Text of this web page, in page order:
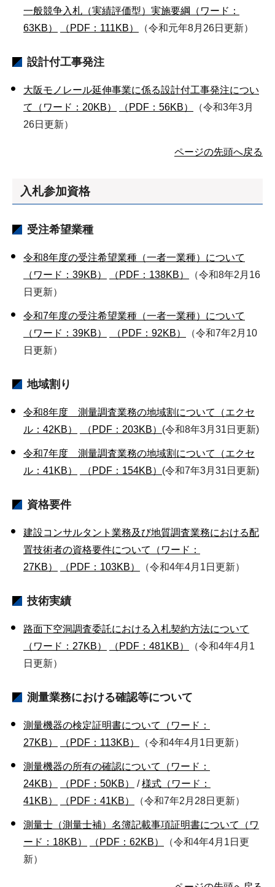
一般競争入札（実績評価型）実施要綱（ワード：
63KB）
（PDF：111KB） （令和元年8月26日更新）
設計付工事発注
大阪モノレール延伸事業に係る設計付工事発注につい
て（ワード：20KB）
（PDF：56KB）
（令和3年3月
26日更新）
ページの先頭へ戻る
入札参加資格
受注希望業種
令和8年度の受注希望業種（一者一業種）について
（ワード：39KB）
（PDF：138KB）
（令和8年2月16
日更新）
令和7年度の受注希望業種（一者一業種）について
（ワード：39KB）
（PDF：92KB）
（令和7年2月10
日更新）
地域割り
令和8年度 測量調査業務の地域割について（エクセ
ル：42KB）
（PDF：203KB） (令和8年3月31日更新)
令和7年度 測量調査業務の地域割について（エクセ
ル：41KB）
（PDF：154KB） (令和7年3月31日更新)
資格要件
建設コンサルタント業務及び地質調査業務における配
置技術者の資格要件について（ワード：
27KB）
（PDF：103KB） （令和4年4月1日更新）
技術実績
路面下空洞調査委託における入札契約方法について
（ワード：27KB）
（PDF：481KB）
（令和4年4月1
日更新）
測量業務における確認等について
測量機器の検定証明書について（ワード：
27KB）
（PDF：113KB） （令和4年4月1日更新）
測量機器の所有の確認について（ワード：
24KB）
（PDF：50KB） /様式（ワード：
41KB）
（PDF：41KB） （令和7年2月28日更新）
測量士（測量士補）名簿記載事項証明書について（ワ
ード：18KB）
（PDF：62KB）
（令和4年4月1日更
新）